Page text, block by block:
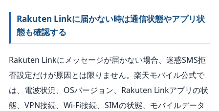
Rakuten Linkに届かない時は通信状態やアプリ状
態も確認する
Rakuten Linkにメッセージが届かない場合、迷惑SMS拒
否設定だけが原因とは限りません。楽天モバイル公式で
は、電波状況、OSバージョン、Rakuten Linkアプリの状
態、VPN接続、Wi-Fi接続、SIMの状態、モバイルデータ